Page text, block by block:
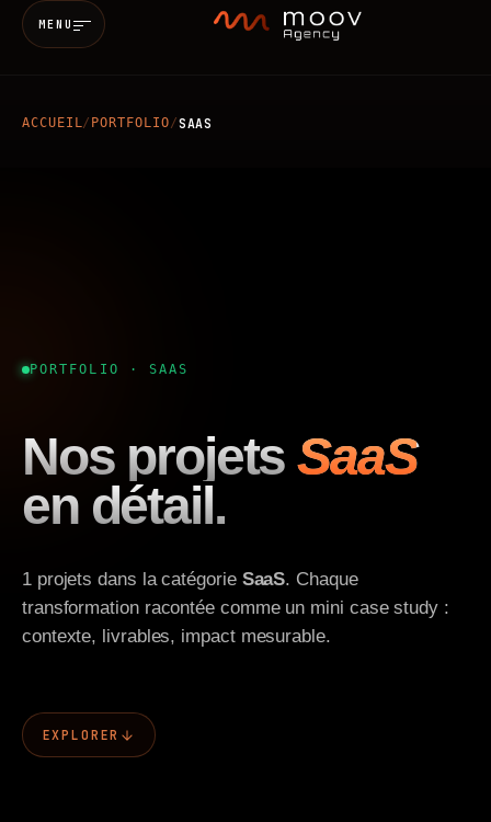
MENU
Accueil
Réalisations
Blog
Contact
ACCUEIL/ PORTFOLIO/SAAS
PORTFOLIO · SAAS
Nos projetsSaaS
en détail.
1 projets dans la catégorie SaaS. Chaque
transformation racontée comme un mini case study :
contexte, livrables, impact mesurable.
EXPLORER